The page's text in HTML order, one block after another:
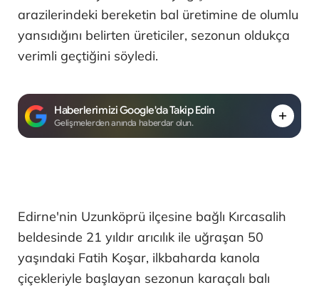
arazilerindeki bereketin bal üretimine de olumlu
yansıdığını belirten üreticiler, sezonun oldukça
verimli geçtiğini söyledi.
Haberlerimizi Google'da Takip Edin
Gelişmelerden anında haberdar olun.
Edirne'nin Uzunköprü ilçesine bağlı Kırcasalih
beldesinde 21 yıldır arıcılık ile uğraşan 50
yaşındaki Fatih Koşar, ilkbaharda kanola
çiçekleriyle başlayan sezonun karaçalı balı